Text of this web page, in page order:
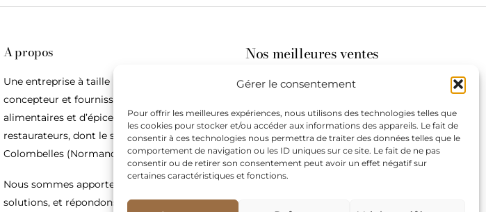
Gérer le consentement
Pour offrir les meilleures expériences, nous utilisons des technologies telles que
les cookies pour stocker et/ou accéder aux informations des appareils. Le fait de
consentir à ces technologies nous permettra de traiter des données telles que le
comportement de navigation ou les ID uniques sur ce site. Le fait de ne pas
consentir ou de retirer son consentement peut avoir un effet négatif sur
certaines caractéristiques et fonctions.
A propos
Une entreprise à taille humaine,
concepteur et fournisseur de produits
alimentaires et d’épices pour les
restaurateurs, dont le siège social est à
Colombelles (Normandie).
Nous sommes apporteurs d’idées, de
solutions, et répondons présents pour les
Nos meilleures ventes